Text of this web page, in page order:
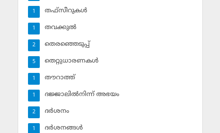
തഫ്‌സീറുകള്‍
1
തവക്കുല്‍
1
തെരഞ്ഞെടുപ്പ്
2
തെറ്റുധാരണകള്‍
5
തൗറാത്ത്
1
ദജ്ജാലില്‍നിന്ന് അഭയം
1
ദര്‍ശനം
2
ദര്‍ശനങ്ങള്‍
1